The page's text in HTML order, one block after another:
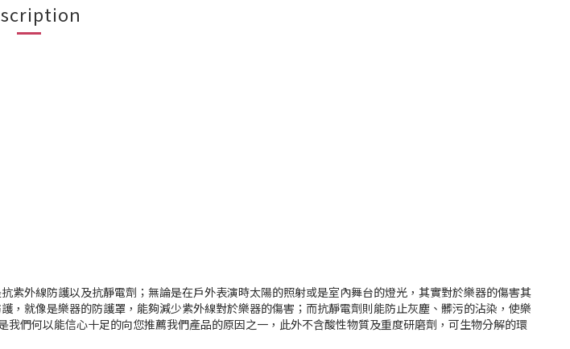
外線防護以及抗靜電劑；無論是在戶外表演時太陽的照射或是室內舞台的燈光，其實對於樂器的傷害其
就像是樂器的防護罩，能夠減少紫外線對於樂器的傷害；而抗靜電劑則能防止灰塵、髒污的沾染，使樂
們何以能信心十足的向您推薦我們產品的原因之一，此外不含酸性物質及重度研磨劑，可生物分解的環